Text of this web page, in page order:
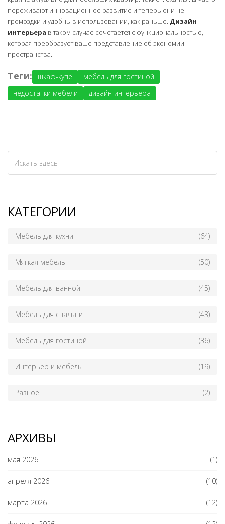
переживают инновационное развитие и теперь они не
громоздки и удобны в использовании, как раньше. Дизайн
интерьера в таком случае сочетается с функциональностью,
которая преобразует ваше представление об экономии
пространства.
Теги: шкаф-купе
мебель для гостиной
недостатки мебели
дизайн интерьера
КАТЕГОРИИ
Мебель для кухни (64)
Мягкая мебель (50)
Мебель для ванной (45)
Мебель для спальни (43)
Мебель для гостиной (36)
Интерьер и мебель (19)
Разное (2)
АРХИВЫ
мая 2026 (1)
апреля 2026 (10)
марта 2026 (12)